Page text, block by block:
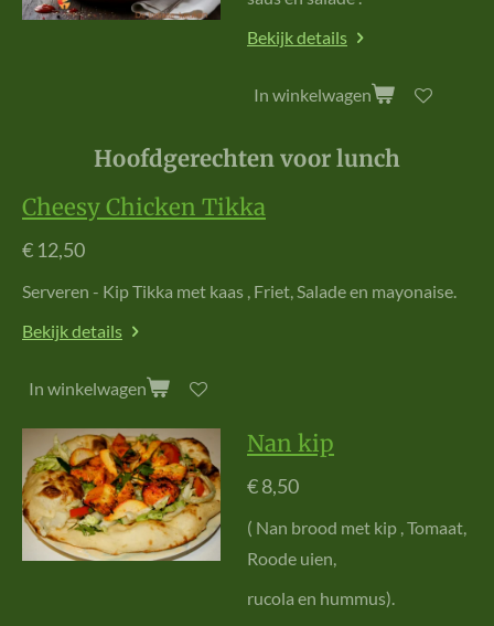
Bekijk details
In winkelwagen
Hoofdgerechten voor lunch
Cheesy Chicken Tikka
€ 12,50
Serveren - Kip Tikka met kaas , Friet, Salade en mayonaise.
Bekijk details
In winkelwagen
Nan kip
€ 8,50
( Nan brood met kip , Tomaat,
Roode uien,
rucola en hummus).